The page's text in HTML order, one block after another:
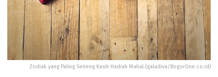
Zodiak yang Paling Seneng Kasih Hadiah Mahal.(galadiva/BogorOne.co.id)